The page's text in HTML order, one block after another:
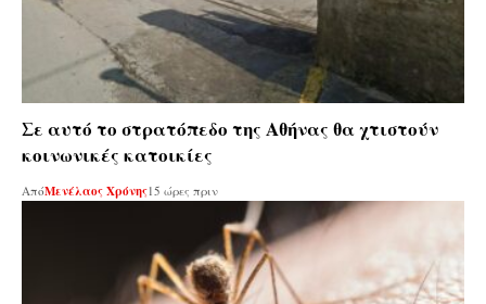
Σε αυτό το στρατόπεδο της Αθήνας θα χτιστούν
κοινωνικές κατοικίες
ΑπόΜενέλαος Χρόνης15 ώρες πριν